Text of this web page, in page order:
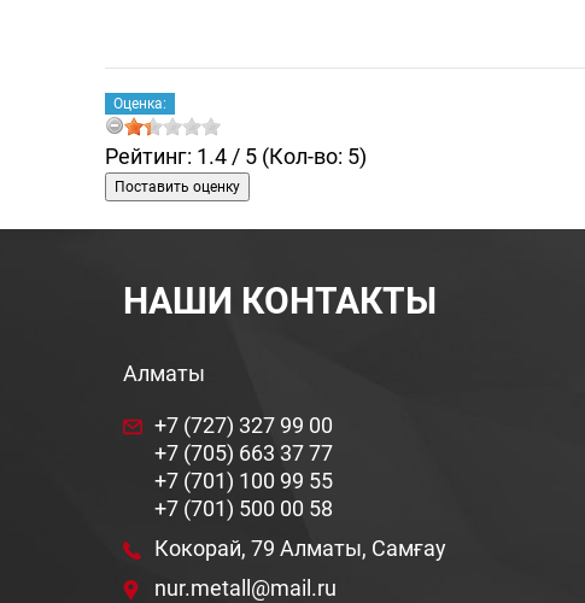
Оценка:
Рейтинг: 1.4 / 5 (Кол-во: 5)
НАШИ КОНТАКТЫ
Алматы
+7 (727) 327 99 00
+7 (705) 663 37 77
+7 (701) 100 99 55
+7 (701) 500 00 58
Кокорай, 79 Алматы, Самғау
nur.metall@mail.ru